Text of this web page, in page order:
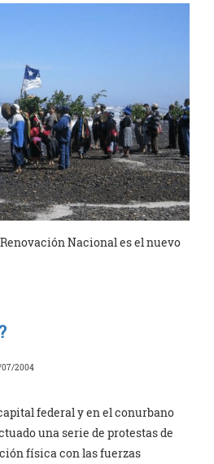
Nacional es el nuevo
07/2004
federal y en el conurbano
una serie de protestas de
física con las fuerzas